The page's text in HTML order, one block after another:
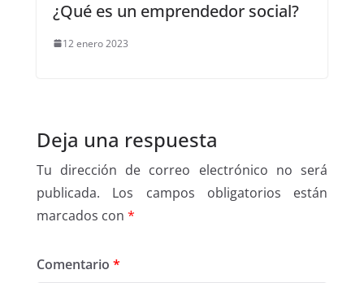
¿Qué es un emprendedor social?
12 enero 2023
Deja una respuesta
Tu dirección de correo electrónico no será
publicada.
Los campos obligatorios están
marcados con *
Comentario *